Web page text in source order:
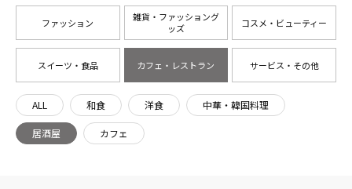
ファッション
雑貨・ファッショング
ッズ
コスメ・ビューティー
スイーツ・食品 カフェ・レストラン サービス・その他
ALL 和食 洋食 中華・韓国料理
居酒屋 カフェ